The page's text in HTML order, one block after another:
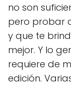
no son
pero probar
y que te
mejor. Y lo
requiere de
edición.